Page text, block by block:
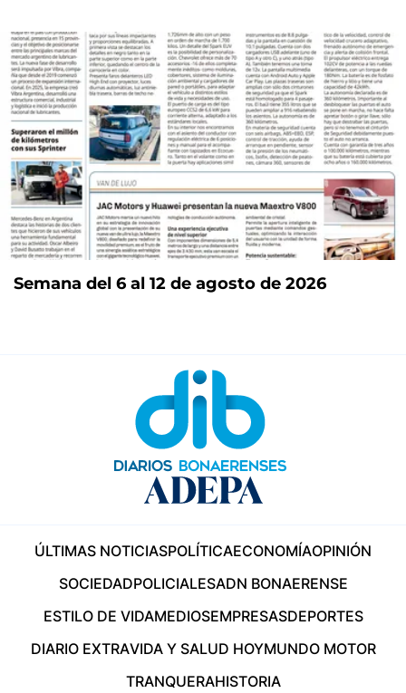
Semana del 6 al 12 de agosto de 2026
ÚLTIMAS NOTICIASPOLÍTICAECONOMÍAOPINIÓN
SOCIEDADPOLICIALESADN BONAERENSE
ESTILO DE VIDAMEDIOSEMPRESASDEPORTES
DIARIO EXTRAVIDA Y SALUD HOYMUNDO MOTOR
TRANQUERAHISTORIA